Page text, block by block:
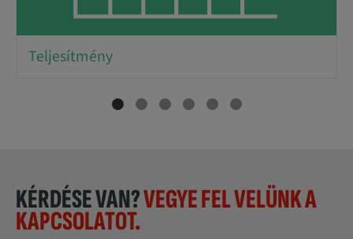
Teljesítmény
KÉRDÉSE VAN?VEGYE FEL VELÜNK A
KAPCSOLATOT.